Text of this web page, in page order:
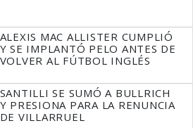
ALEXIS MAC ALLISTER CUMPLIÓ
Y SE IMPLANTÓ PELO ANTES DE
VOLVER AL FÚTBOL INGLÉS
SANTILLI SE SUMÓ A BULLRICH
Y PRESIONA PARA LA RENUNCIA
DE VILLARRUEL